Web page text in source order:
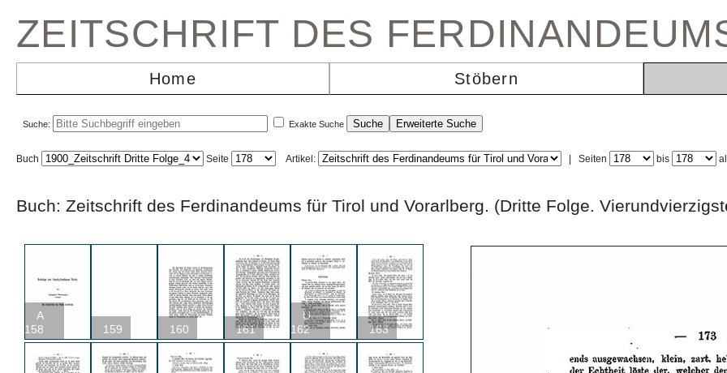
ZEITSCHRIFT DES
Home Stöbern
Suche: Exakte Suche
Buch Seite Artikel: Seiten bis
Buch: Zeitschrift des Ferdinandeums für Tirol und Vorarlberg. (Dritte Folge.
A
158
159 160 161
U
162
163